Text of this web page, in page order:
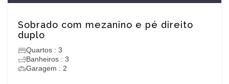
Sobrado com mezanino e pé direito
duplo
Quartos : 3
Banheiros : 3
Garagem : 2